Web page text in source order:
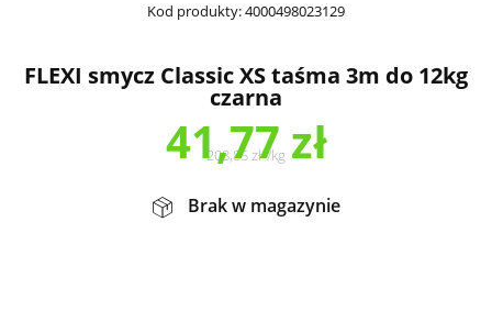
Kod produkty:4000498023129
FLEXI smycz Classic XS taśma 3m do 12kg
czarna
41,77zł
208,85zł /kg
Brak w magazynie